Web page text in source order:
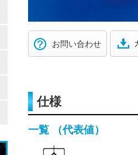
お問い合わせ
仕様
一覧 （代表値）